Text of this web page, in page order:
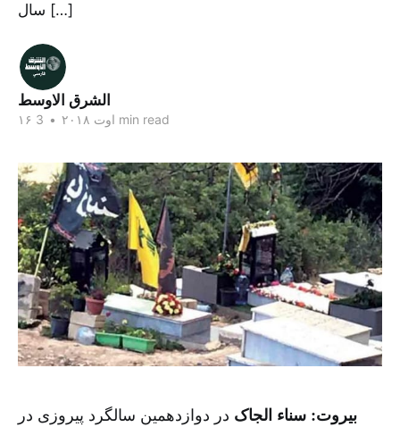
سال […]
الشرق الاوسط
۱۶ اوت ۲۰۱۸ • 3 min read
بیروت:‌ سناء الجاک در دوازدهمین سالگرد پیروزی در